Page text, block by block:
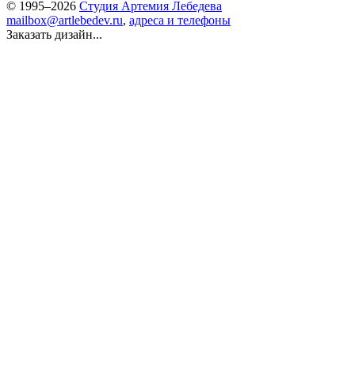
© 1995–2026 Студия Артемия Лебедева
mailbox@artlebedev.ru, адреса и телефоны
Заказать дизайн...